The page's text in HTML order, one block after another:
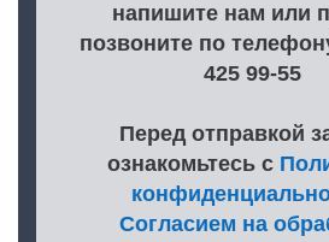
напишите нам или
позвоните по
425 99-55
Перед отправкой
ознакомьтесь с
Согласием на